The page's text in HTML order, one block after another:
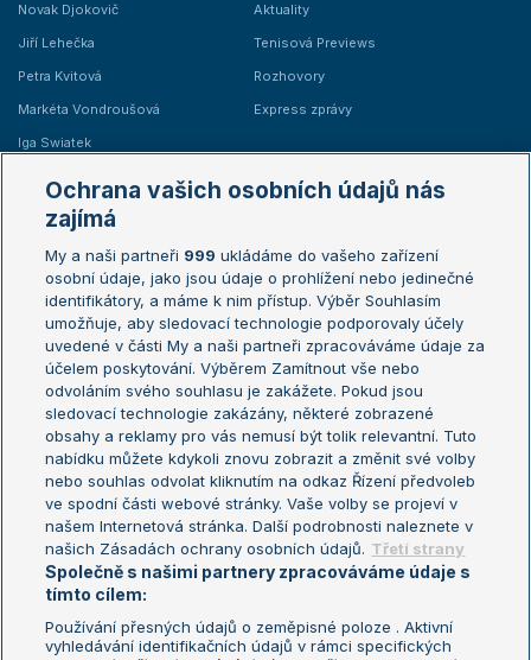
Novak Djokovič
Jiří Lehečka
Petra Kvitová
Markéta Vondroušová
Iga Swiatek
Aktuality
Tenisová Previews
Rozhovory
Express zprávy
Žebříčky
Žebříček ATP (muži)
Žebříček WTA (ženy)
Sázkařský žebříček
Australian Open
French Open
Wimbledon
US Open
Turnaj mistrů
Turnaj mistryň
Aktualní trendy
Fotbalové přestupy
Livesport Daily
LS Prague Open
Ochrana vašich osobních údajů nás
zajímá
My a naši partneři 999 ukládáme do vašeho zařízení
osobní údaje, jako jsou údaje o prohlížení nebo jedinečné
identifikátory, a máme k nim přístup. Výběr Souhlasím
umožňuje, aby sledovací technologie podporovaly účely
uvedené v části My a naši partneři zpracováváme údaje za
účelem poskytování. Výběrem Zamítnout vše nebo
odvoláním svého souhlasu je zakážete. Pokud jsou
sledovací technologie zakázány, některé zobrazené
obsahy a reklamy pro vás nemusí být tolik relevantní. Tuto
nabídku můžete kdykoli znovu zobrazit a změnit své volby
nebo souhlas odvolat kliknutím na odkaz Řízení předvoleb
ve spodní části webové stránky. Vaše volby se projeví v
našem Internetová stránka. Další podrobnosti naleznete v
našich Zásadách ochrany osobních údajů. Třetí strany
Společně s našimi partnery zpracováváme údaje s
tímto cílem:
Používání přesných údajů o zeměpisné poloze . Aktivní
vyhledávání identifikačních údajů v rámci specifických